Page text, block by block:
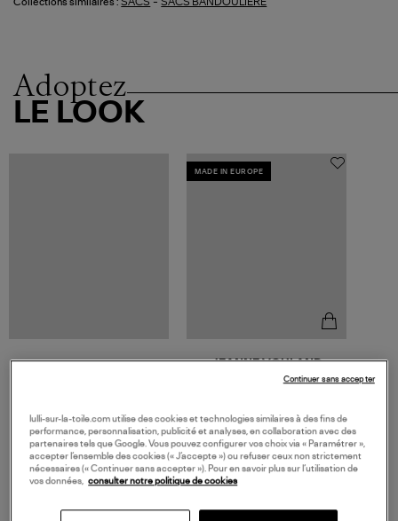
Adoptez
LE LOOK
MADE IN EUROPE
JEANNE VOULAND
Sandales Sublim Double Cuir
VOS DERNIERS PRODUITS VUS
lulli-sur-la-toile.com utilise des cookies et technologies similaires à des fins de
performance, personnalisation, publicité et analyses, en collaboration avec des
partenaires tels que Google. Vous pouvez configurer vos choix via « Paramétrer »,
accepter l’ensemble des cookies (« J’accepte ») ou refuser ceux non strictement
nécessaires (« Continuer sans accepter »). Pour en savoir plus sur l’utilisation de
vos données, consulter notre politique de cookies
Continuer sans accepter